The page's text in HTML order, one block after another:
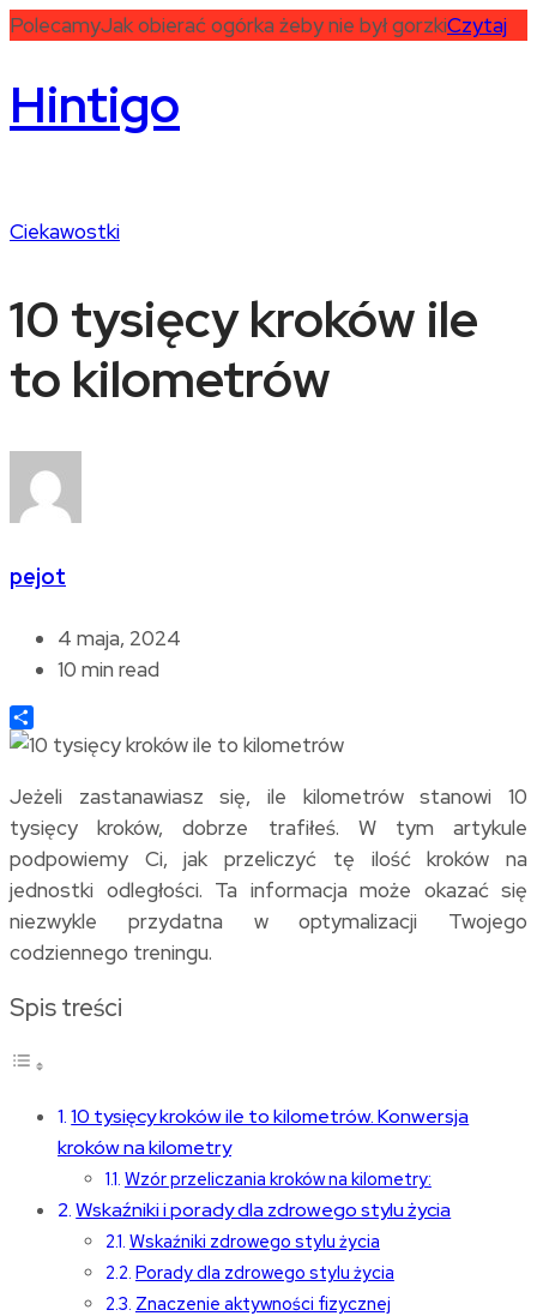
PolecamyJak obierać ogórka żeby nie był gorzkiCzytaj
Hintigo
Ciekawostki
10 tysięcy kroków ile
to kilometrów
pejot
4 maja, 2024
10 min read
Share
Jeżeli zastanawiasz się, ile kilometrów stanowi 10
tysięcy kroków, dobrze trafiłeś. W tym artykule
podpowiemy Ci, jak przeliczyć tę ilość kroków na
jednostki odległości. Ta informacja może okazać się
niezwykle przydatna w optymalizacji Twojego
codziennego treningu.
Spis treści
10 tysięcy kroków ile to kilometrów. Konwersja
kroków na kilometry
Wzór przeliczania kroków na kilometry:
Wskaźniki i porady dla zdrowego stylu życia
Wskaźniki zdrowego stylu życia
Porady dla zdrowego stylu życia
Znaczenie aktywności fizycznej